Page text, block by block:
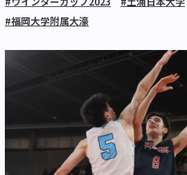
#福岡大学附属大濠